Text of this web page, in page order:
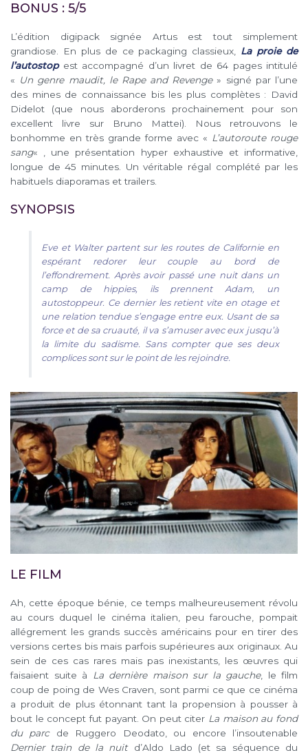
BONUS : 5/5
L’édition digipack signée Artus est tout simplement
grandiose. En plus de ce packaging classieux, La proie de
l’autostopest accompagné d’un livret de 64 pages intitulé
« Un genre maudit, le Rape and Revenge» signé par l’une
des mines de connaissance bis les plus complètes : David
Didelot (que nous aborderons prochainement pour son
excellent livre sur Bruno Mattei). Nous retrouvons le
bonhomme en très grande forme avec « L’autoroute rouge
sang« , une présentation hyper exhaustive et informative,
longue de 45 minutes. Un véritable régal complété par les
habituels diaporamas et trailers.
SYNOPSIS
Eve et Walter partent sur les routes de Californie en
espérant redorer leur couple au bord de
l’effondrement. Après avoir passé une nuit dans un
camp de hippies, ils prennent Adam, un
autostoppeur. Ce dernier les retient vite en otage et
une relation tendue s’engage entre eux. Usant de sa
force et de sa cruauté, il va s’amuser avec eux jusqu’à
la limite du sadisme. Sans compter que ses deux
complices sont sur le point de les rejoindre.
LE FILM
Ah, cette époque bénie, ce temps malheureusement révolu
au cours duquel le cinéma italien, peu farouche, pompait
allégrement les grands succès américains pour en tirer des
versions certes bis mais parfois supérieures aux originaux. Au
sein de ces cas rares mais pas inexistants, les œuvres qui
faisaient suite à
La dernière maison sur la gauche, le film
coup de poing de Wes Craven, sont parmi ce que ce cinéma
a produit de plus étonnant tant la propension à pousser à
bout le concept fut payant. On peut citer La maison au fond
du parcde Ruggero Deodato, ou encore l’insoutenable
Dernier train de la nuitd’Aldo Lado (et sa séquence du